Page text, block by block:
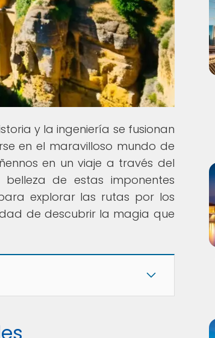
y la ingeniería se fusionan
en el maravilloso mundo de
en un viaje a través del
de estas imponentes
explorar las rutas por los
de descubrir la magia que